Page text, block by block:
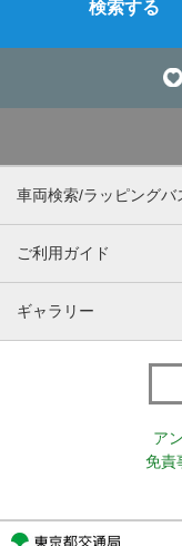
検索する
車両検索/ラッピングバ
ご利用ガイド
ギャラリー
ア
免責